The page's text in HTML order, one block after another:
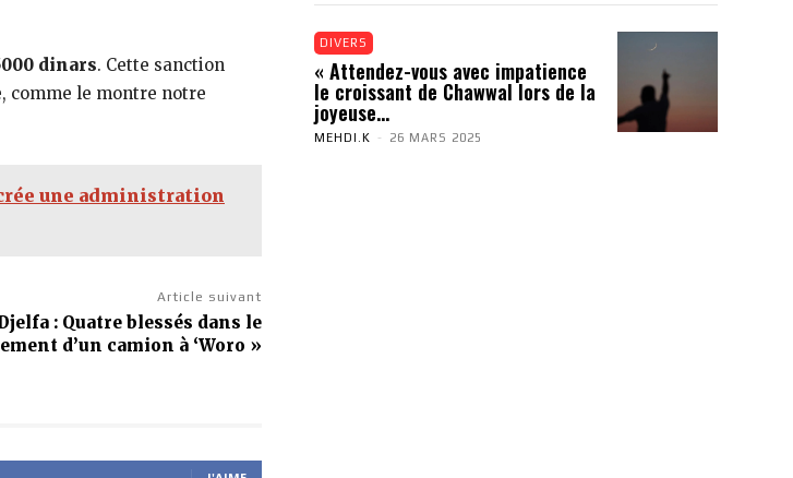
dinars. Cette sanction
comme le montre notre
une administration
Article suivant
: Quatre blessés dans le
d’un camion à ‘Woro »
DIVERS
« Attendez-vous avec impatience
le croissant de Chawwal lors de la
joyeuse...
MEHDI.K - 26 MARS 2025